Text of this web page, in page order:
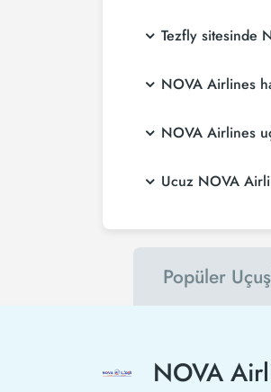
Tezfly sitesinde
NOVA Airlines
NOVA Airlines
Ucuz NOVA
Popüler
NOVA